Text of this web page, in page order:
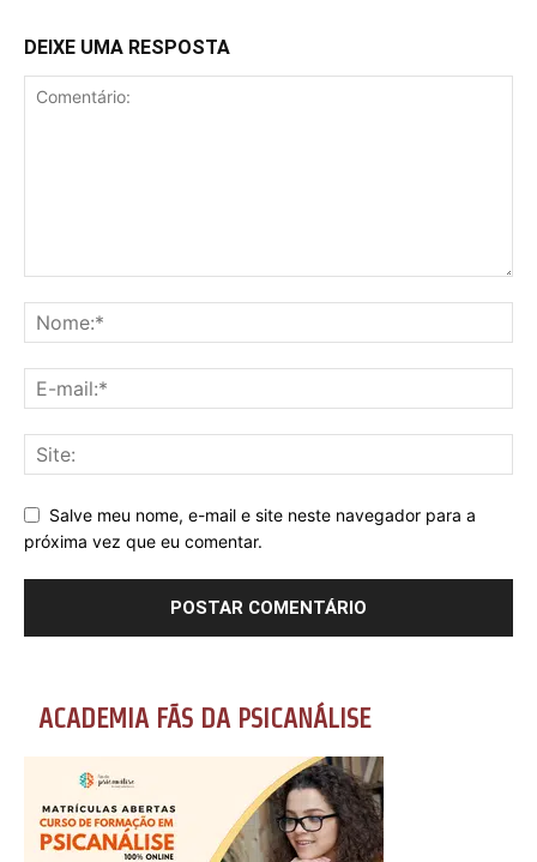
DEIXE UMA RESPOSTA
Salve meu nome, e-mail e site neste navegador para a
próxima vez que eu comentar.
ACADEMIA FÃS DA PSICANÁLISE